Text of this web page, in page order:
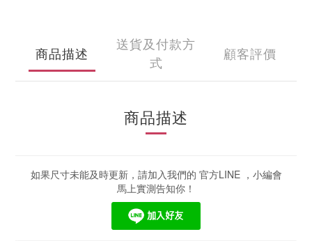
商品描述
送貨及付款方
式
顧客評價
商品描述
如果尺寸未能及時更新，請加入我們的 官方LINE ，小編會
馬上實測告知你！